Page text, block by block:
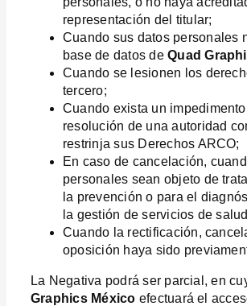
representación del titular;
Cuando sus datos personales
base de datos deQuad
Cuando se lesionen los
tercero;
Cuando exista un
resolución de una autoridad
restrinja sus Derechos ARCO;
En caso de cancelación,
personales sean objeto de
la prevención o para el
la gestión de servicios de
Cuando la rectificación,
oposición haya sido
La Negativa podrá ser parcial, en
Graphics México efectuará el